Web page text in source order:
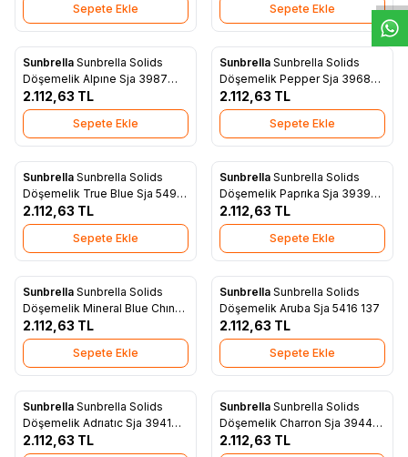
Sepete Ekle Sepete Ekle
Yeni
Favorilere Ekle
Sunbrella Sunbrella Solids
Döşemelik Alpıne Sja 3987
137
2.112,63 TL
Sepete Ekle
Yeni
Favorilere Ekle
Sunbrella Sunbrella Solids
Döşemelik Pepper Sja 3968
137
2.112,63 TL
Sepete Ekle
Yeni
Favorilere Ekle
Sunbrella Sunbrella Solids
Döşemelik True Blue Sja 5499
137
2.112,63 TL
Sepete Ekle
Yeni
Favorilere Ekle
Sunbrella Sunbrella Solids
Döşemelik Paprıka Sja 3939
137
2.112,63 TL
Sepete Ekle
Yeni
Favorilere Ekle
Sunbrella Sunbrella Solids
Döşemelik Mineral Blue Chıne
Sja 3793 137
2.112,63 TL
Sepete Ekle
Yeni
Favorilere Ekle
Sunbrella Sunbrella Solids
Döşemelik Aruba Sja 5416 137
2.112,63 TL
Sepete Ekle
Yeni
Favorilere Ekle
Sunbrella Sunbrella Solids
Döşemelik Adrıatıc Sja 3941
137
2.112,63 TL
Yeni
Favorilere Ekle
Sunbrella Sunbrella Solids
Döşemelik Charron Sja 3944
137
2.112,63 TL